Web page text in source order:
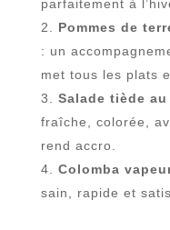
parfaitement à
Pommes de
: un
met tous les plats
Salade tiède
fraîche, colorée,
rend accro.
Colomba
sain, rapide et